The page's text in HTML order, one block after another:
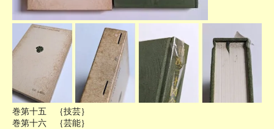
巻第十五 ｛技芸｝
巻第十六 ｛芸能｝